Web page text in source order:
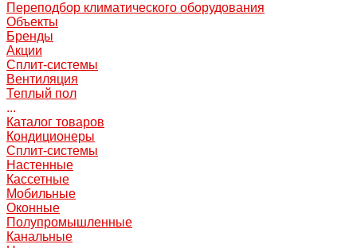
Переподбор климатического оборудования
Объекты
Бренды
Акции
Сплит-системы
Вентиляция
Теплый пол
...
Каталог товаров
Кондиционеры
Сплит-системы
Настенные
Кассетные
Мобильные
Оконные
Полупромышленные
Канальные